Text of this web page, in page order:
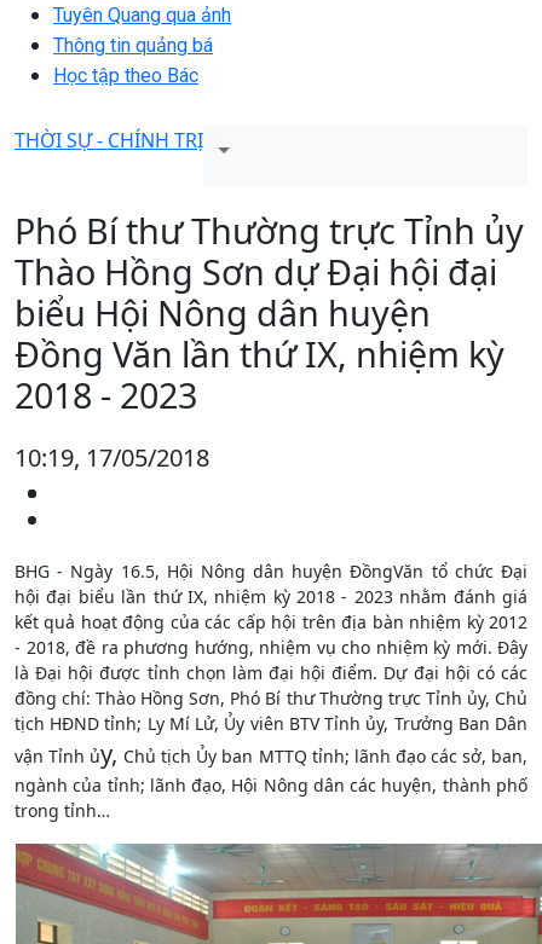
Tuyên Quang qua ảnh
Thông tin quảng bá
Học tập theo Bác
THỜI SỰ - CHÍNH TRỊ
Phó Bí thư Thường trực Tỉnh ủy
Thào Hồng Sơn dự Đại hội đại
biểu Hội Nông dân huyện
Đồng Văn lần thứ IX, nhiệm kỳ
2018 - 2023
10:19, 17/05/2018
BHG - Ngày 16.5, Hội Nông dân huyện ĐồngVăn tổ chức Đại
hội đại biểu lần thứ IX, nhiệm kỳ 2018 - 2023 nhằm đánh giá
kết quả hoạt động của các cấp hội trên địa bàn nhiệm kỳ 2012
- 2018, đề ra phương hướng, nhiệm vụ cho nhiệm kỳ mới. Đây
là Đại hội được tỉnh chọn làm đại hội điểm. Dự đại hội có các
đồng chí: Thào Hồng Sơn, Phó Bí thư Thường trực Tỉnh ủy, Chủ
tịch HĐND tỉnh; Ly Mí Lử, Ủy viên BTV Tỉnh ủy, Trưởng Ban Dân
vận Tỉnh ủy, Chủ tịch Ủy ban MTTQ tỉnh; lãnh đạo các sở, ban,
ngành của tỉnh; lãnh đạo, Hội Nông dân các huyện, thành phố
trong tỉnh…